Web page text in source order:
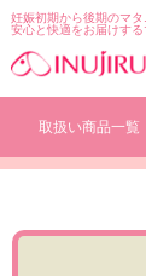
妊娠初期から後期のマ
安心と快適をお届けする
テ
取扱い商品一覧